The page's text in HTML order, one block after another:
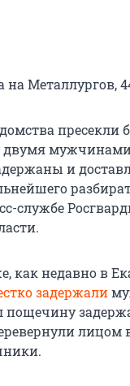
Металлургов,
пресекли
двумя
и
службе
как недавно в
задержали
пощечину
лицом